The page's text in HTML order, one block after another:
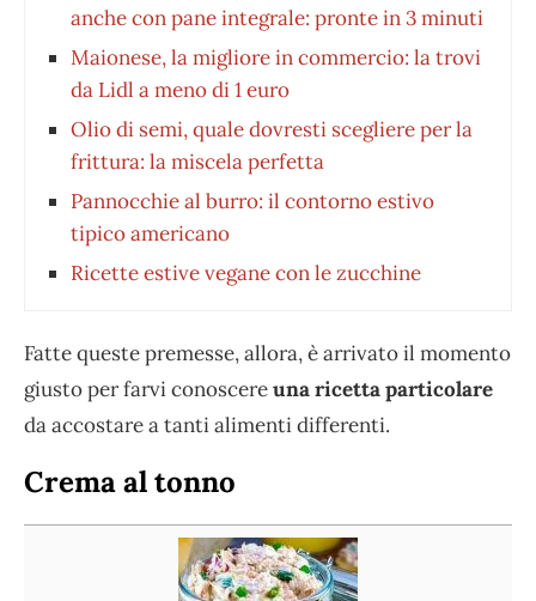
anche con pane integrale: pronte in 3 minuti
Maionese, la migliore in commercio: la trovi
da Lidl a meno di 1 euro
Olio di semi, quale dovresti scegliere per la
frittura: la miscela perfetta
Pannocchie al burro: il contorno estivo
tipico americano
Ricette estive vegane con le zucchine
Fatte queste premesse, allora, è arrivato il momento
giusto per farvi conoscereuna ricetta particolare
da accostare a tanti alimenti differenti.
Crema al tonno